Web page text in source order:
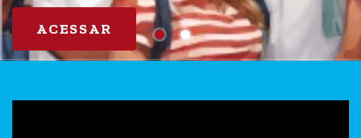
ACESSAR